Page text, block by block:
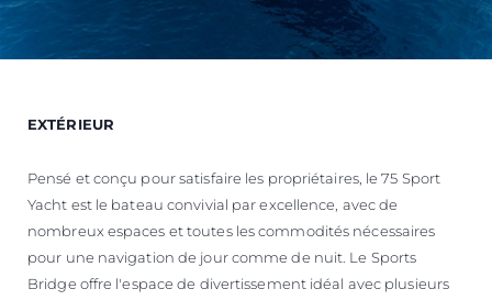
EXTÉRIEUR
Pensé et conçu pour satisfaire les propriétaires, le 75 Sport
Yacht est le bateau convivial par excellence, avec de
nombreux espaces et toutes les commodités nécessaires
pour une navigation de jour comme de nuit. Le Sports
Bridge offre l'espace de divertissement idéal avec plusieurs